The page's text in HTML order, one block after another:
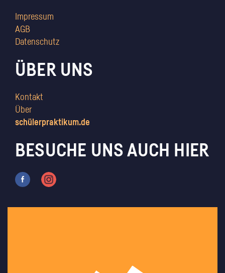
Impressum
AGB
Datenschutz
ÜBER UNS
Kontakt
Über
schülerpraktikum.de
BESUCHE UNS AUCH HIER